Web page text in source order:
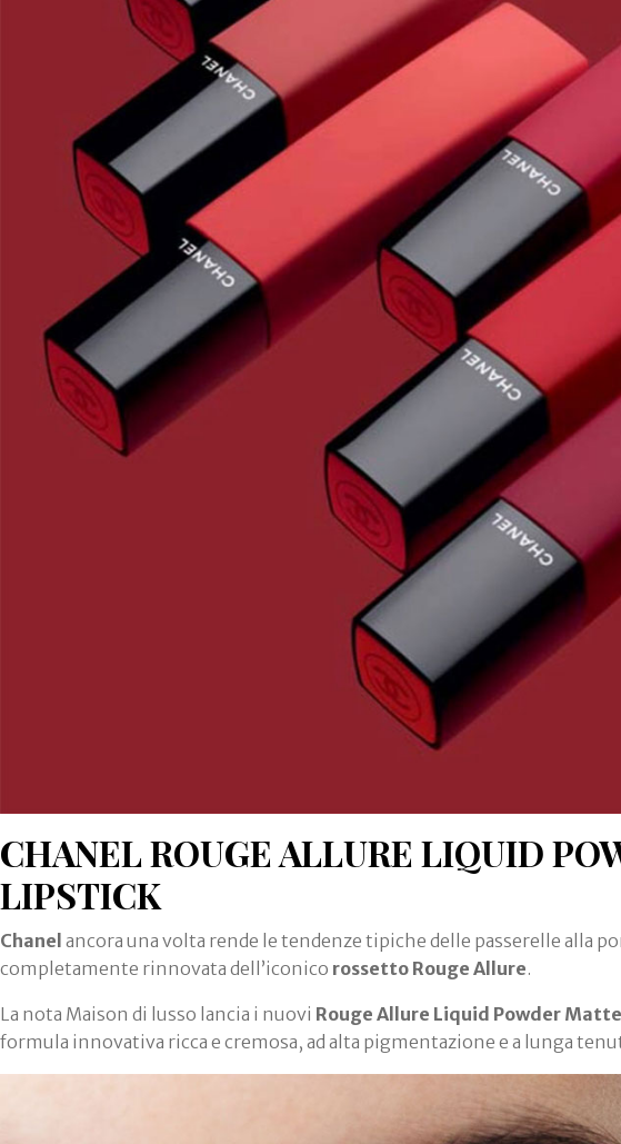
CHANEL ROUGE ALLURE LIQUID
LIPSTICK
Chanel ancora una volta rende le tendenze tipiche delle passerelle alla
completamente rinnovata dell’iconico rossetto Rouge Allure.
La nota Maison di lusso lancia i nuovi Rouge Allure Liquid Powder
formula innovativa ricca e cremosa, ad alta pigmentazione e a lunga